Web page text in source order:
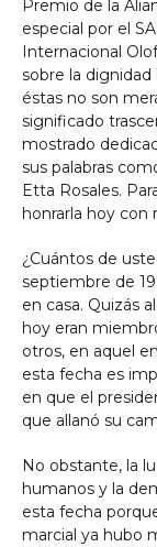
Premio de la
especial por el
Internacional
sobre la
éstas no son
significado
mostrado
sus palabras
Etta Rosales.
honrarla hoy con
¿Cuántos de
septiembre de
en casa. Quizás
hoy eran
otros, en aquel
esta fecha es
en que el
que allanó su
No obstante, la
humanos y la
esta fecha
marcial ya hubo